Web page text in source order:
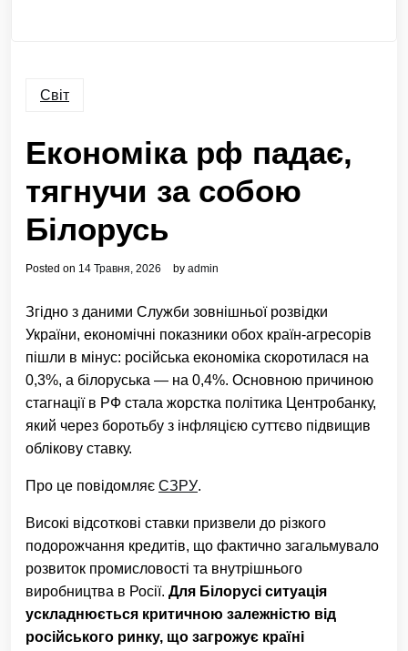
Світ
Економіка рф падає,
тягнучи за собою
Білорусь
Posted on 14 Травня, 2026 by admin
Згідно з даними Служби зовнішньої розвідки
України, економічні показники обох країн-агресорів
пішли в мінус: російська економіка скоротилася на
0,3%, а білоруська — на 0,4%. Основною причиною
стагнації в РФ стала жорстка політика Центробанку,
який через боротьбу з інфляцією суттєво підвищив
облікову ставку.
Про це повідомляє СЗРУ.
Високі відсоткові ставки призвели до різкого
подорожчання кредитів, що фактично загальмувало
розвиток промисловості та внутрішнього
виробництва в Росії. Для Білорусі ситуація
ускладнюється критичною залежністю від
російського ринку, що загрожує країні